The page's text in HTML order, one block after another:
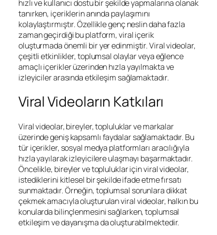
hızlı ve kullanıcı dostu bir şekilde yapmalarına olanak
tanırken, içeriklerin anında paylaşımını
kolaylaştırmıştır. Özellikle genç neslin daha fazla
zaman geçirdiği bu platform, viral içerik
oluşturmada önemli bir yer edinmiştir. Viral videolar,
çeşitli etkinlikler, toplumsal olaylar veya eğlence
amaçlı içerikler üzerinden hızla yayılmakta ve
izleyiciler arasında etkileşim sağlamaktadır.
Viral Videoların Katkıları
Viral videolar, bireyler, topluluklar ve markalar
üzerinde geniş kapsamlı faydalar sağlamaktadır. Bu
tür içerikler, sosyal medya platformları aracılığıyla
hızla yayılarak izleyicilere ulaşmayı başarmaktadır.
Öncelikle, bireyler ve topluluklar için viral videolar,
istediklerini kitlesel bir şekilde ifade etme fırsatı
sunmaktadır. Örneğin, toplumsal sorunlara dikkat
çekmek amacıyla oluşturulan viral videolar, halkın bu
konularda bilinçlenmesini sağlarken, toplumsal
etkileşim ve dayanışma da oluşturabilmektedir.